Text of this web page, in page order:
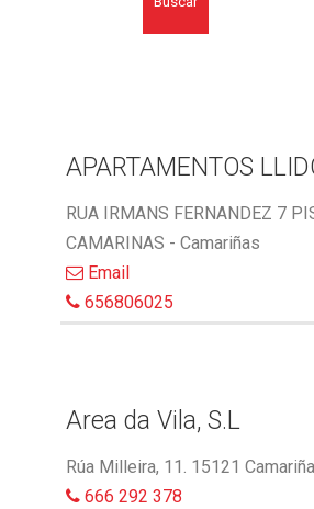
APARTAMENTOS
RUA IRMANS FERNANDEZ 7
CAMARINAS - Camariñas
Email
656806025
Area da Vila, S.L
Rúa Milleira, 11. 15121
666 292 378